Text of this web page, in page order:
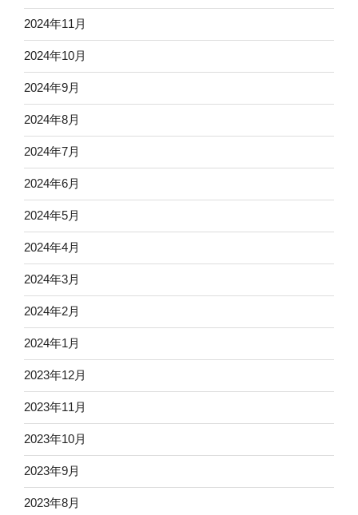
2024年11月
2024年10月
2024年9月
2024年8月
2024年7月
2024年6月
2024年5月
2024年4月
2024年3月
2024年2月
2024年1月
2023年12月
2023年11月
2023年10月
2023年9月
2023年8月